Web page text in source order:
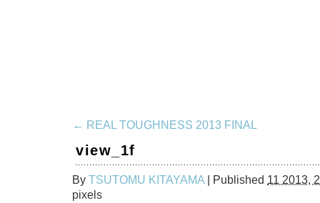
← REAL TOUGHNESS 2013 FINAL
view_1f
By TSUTOMU KITAYAMA Published 11 2013,
pixels